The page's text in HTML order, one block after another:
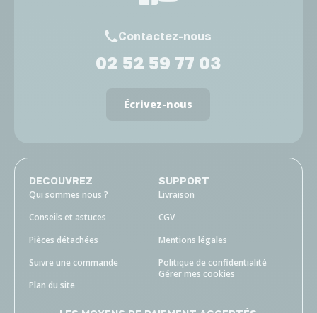
Contactez-nous
02 52 59 77 03
Écrivez-nous
DECOUVREZ
Qui sommes nous ?
Conseils et astuces
Pièces détachées
Suivre une commande
Plan du site
SUPPORT
Livraison
CGV
Mentions légales
Politique de confidentialité
Gérer mes cookies